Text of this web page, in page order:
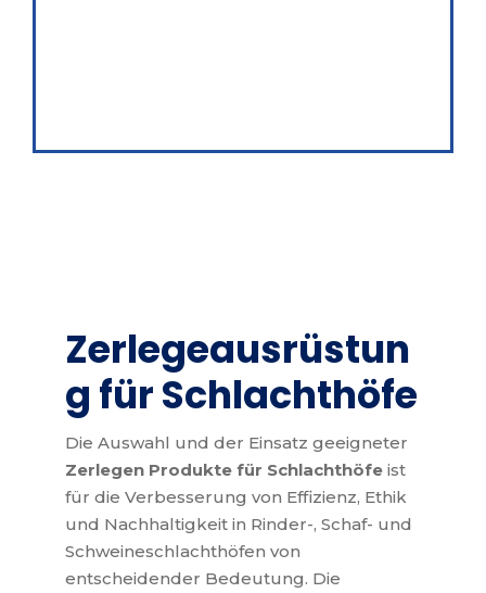
Zerlegeausrüstun
g für Schlachthöfe
Die Auswahl und der Einsatz geeigneter
Zerlegen Produkte für Schlachthöfe ist
für die Verbesserung von Effizienz, Ethik
und Nachhaltigkeit in Rinder-, Schaf- und
Schweineschlachthöfen von
entscheidender Bedeutung. Die